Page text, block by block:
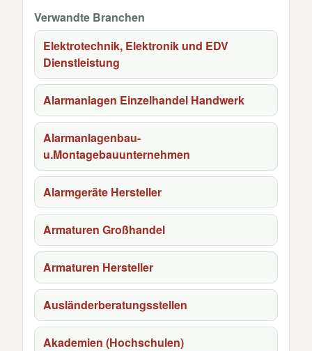
Verwandte Branchen
Elektrotechnik, Elektronik und EDV
Dienstleistung
Alarmanlagen Einzelhandel Handwerk
Alarmanlagenbau-
u.Montagebauunternehmen
Alarmgeräte Hersteller
Armaturen Großhandel
Armaturen Hersteller
Ausländerberatungsstellen
Akademien (Hochschulen)